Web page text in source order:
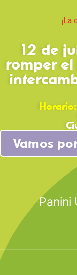
¡La
12 de
romper
Vamos
Panini